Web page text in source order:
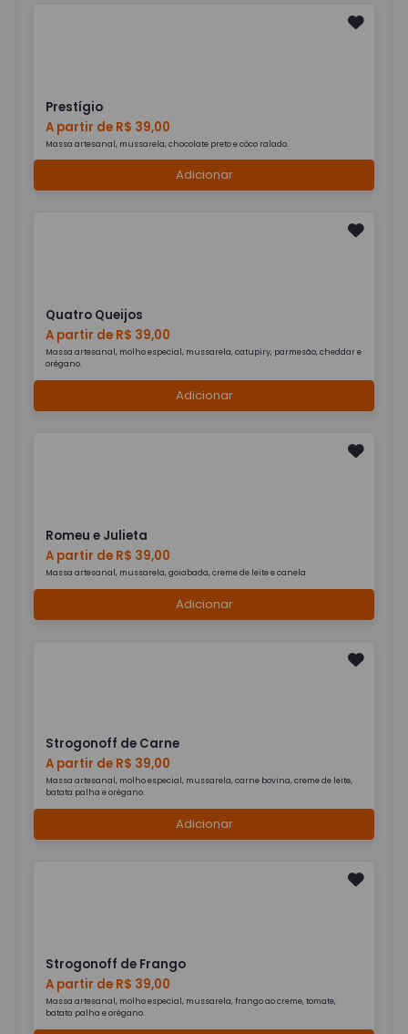
Prestígio
A partir de R$ 39,00
Massa artesanal, mussarela, chocolate preto e côco ralado.
Adicionar
Quatro Queijos
A partir de R$ 39,00
Massa artesanal, molho especial, mussarela, catupiry, parmesão, cheddar e
orégano.
Adicionar
Romeu e Julieta
A partir de R$ 39,00
Massa artesanal, mussarela, goiabada, creme de leite e canela
Adicionar
Strogonoff de Carne
A partir de R$ 39,00
Massa artesanal, molho especial, mussarela, carne bovina, creme de leite,
batata palha e orégano.
Adicionar
Strogonoff de Frango
A partir de R$ 39,00
Massa artesanal, molho especial, mussarela, frango ao creme, tomate,
batata palha e orégano.